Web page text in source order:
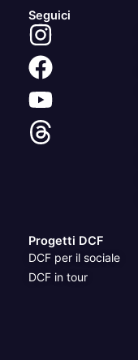
Seguici
Progetti DCF
DCF per il sociale
DCF in tour